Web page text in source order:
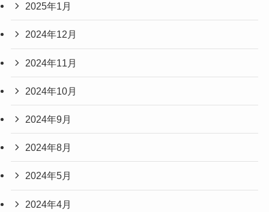
2025年1月
2024年12月
2024年11月
2024年10月
2024年9月
2024年8月
2024年5月
2024年4月